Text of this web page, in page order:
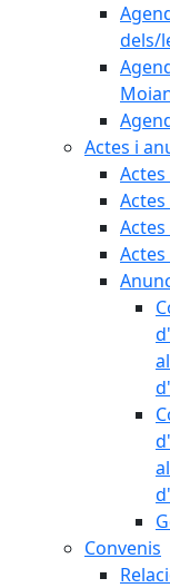
dels/
Actes i
Actes
Convenis